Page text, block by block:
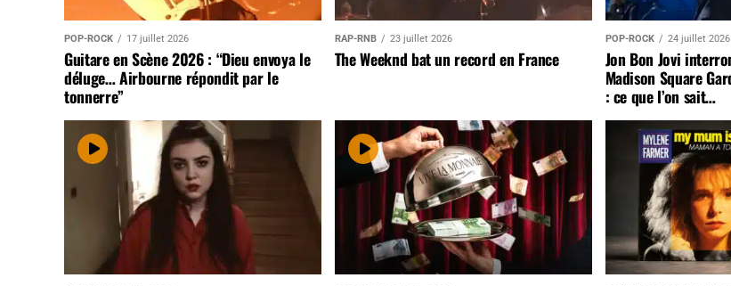
POP-ROCK 17 juillet 2026
Guitare en Scène 2026 : “Dieu envoya le
déluge… Airbourne répondit par le
tonnerre”
RAP-RNB 23 juillet 2026
The Weeknd bat un record en France
POP-ROCK 24 juillet 2026
Jon Bon Jovi
Madison Square
: ce que l’on sait…